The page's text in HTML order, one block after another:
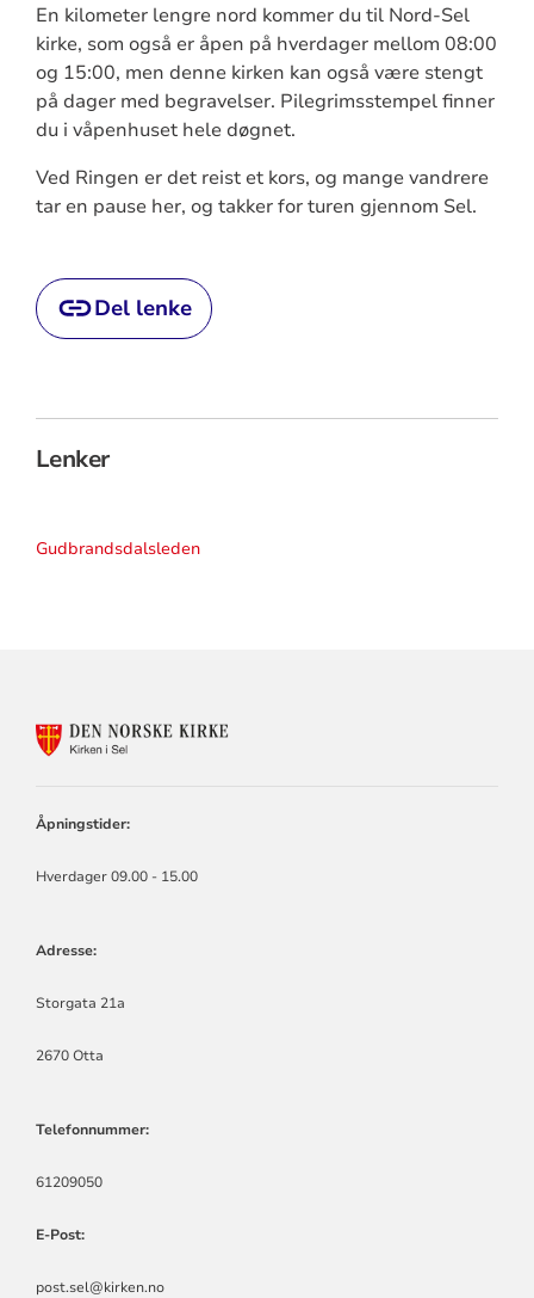
En kilometer lengre nord kommer du til Nord-Sel
kirke, som også er åpen på hverdager mellom 08:00
og 15:00, men denne kirken kan også være stengt
på dager med begravelser. Pilegrimsstempel finner
du i våpenhuset hele døgnet.
Ved Ringen er det reist et kors, og mange vandrere
tar en pause her, og takker for turen gjennom Sel.
Del lenke
Lenker
Gudbrandsdalsleden
Åpningstider:
Hverdager 09.00 - 15.00
Adresse:
Storgata 21a
2670 Otta
Telefonnummer:
61209050
E-Post:
post.sel@kirken.no